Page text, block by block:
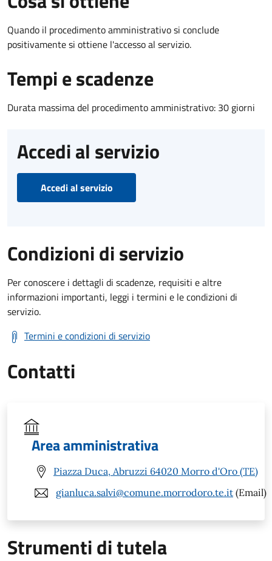
Quando il procedimento amministrativo si conclude
positivamente si ottiene l'accesso al servizio.
Tempi e scadenze
Durata massima del procedimento amministrativo: 30 giorni
Accedi al servizio
Accedi al servizio
Condizioni di servizio
Per conoscere i dettagli di scadenze, requisiti e altre
informazioni importanti, leggi i termini e le condizioni di
servizio.
Termini e condizioni di servizio
Contatti
Area amministrativa
Piazza Duca, Abruzzi 64020 Morro d'Oro (TE)
gianluca.salvi@comune.morrodoro.te.it (Email)
Strumenti di tutela